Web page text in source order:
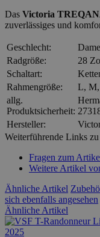
Das Victoria
zuverlässiges und
Geschlecht:
Radgröße:
28
Schaltart:
Rahmengröße:
L, M,
allg.
Produktsicherheit:
Hersteller:
Weiterführende Links
Fragen zum
Weitere Artikel
Ähnliche Artikel
sich ebenfalls angesehen
Ähnliche Artikel